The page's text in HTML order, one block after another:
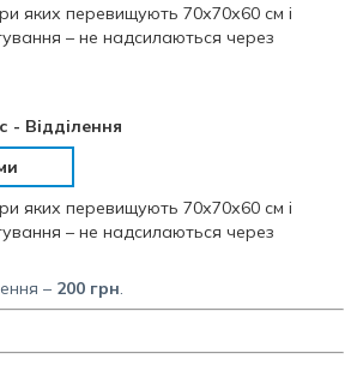
яких перевищують 70х70х60 см і
– не надсилаються через
- Відділення
яких перевищують 70х70х60 см і
– не надсилаються через
– 200 грн